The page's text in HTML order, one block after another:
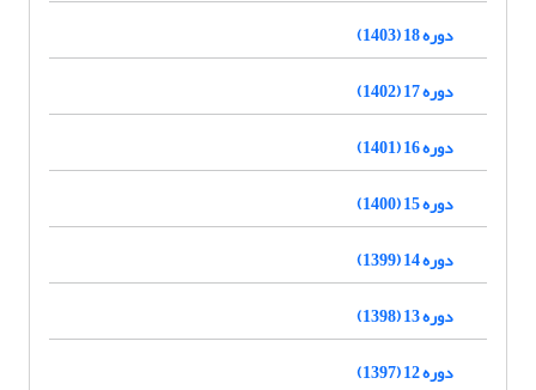
دوره 18 (1403)
دوره 17 (1402)
دوره 16 (1401)
دوره 15 (1400)
دوره 14 (1399)
دوره 13 (1398)
دوره 12 (1397)